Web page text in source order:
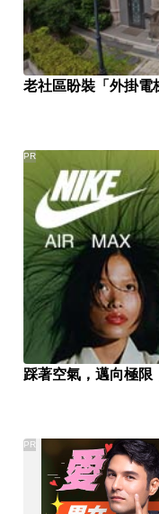
老社區盼裝「外掛電
踩著空氣，邁向極限
PR
PR